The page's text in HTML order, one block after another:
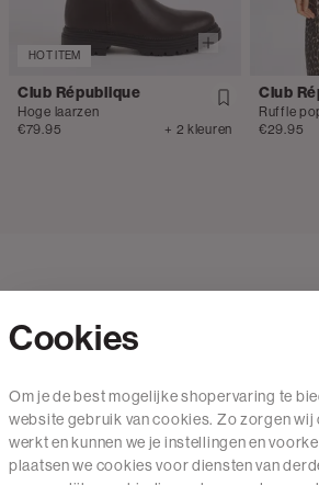
HOT ITEM
Club République
Hoge laarzen
€79.95
+ 2 kleuren
Club
Ruffle
€29.95
Mail ons
020 - 3412 650
Cookies
Om je de best mogelijke shopervaring te
website gebruik van cookies. Zo zorgen wij
werkt en kunnen we je instellingen en
plaatsen we cookies voor diensten van